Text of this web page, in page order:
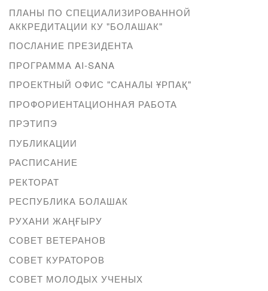
ПЛАНЫ ПО СПЕЦИАЛИЗИРОВАННОЙ
АККРЕДИТАЦИИ КУ "БОЛАШАК"
ПОСЛАНИЕ ПРЕЗИДЕНТА
ПРОГРАММА AI-SANA
ПРОЕКТНЫЙ ОФИС "САНАЛЫ ҰРПАҚ"
ПРОФОРИЕНТАЦИОННАЯ РАБОТА
ПРЭТИПЭ
ПУБЛИКАЦИИ
РАСПИСАНИЕ
РЕКТОРАТ
РЕСПУБЛИКА БОЛАШАК
РУХАНИ ЖАҢҒЫРУ
СОВЕТ ВЕТЕРАНОВ
СОВЕТ КУРАТОРОВ
СОВЕТ МОЛОДЫХ УЧЕНЫХ